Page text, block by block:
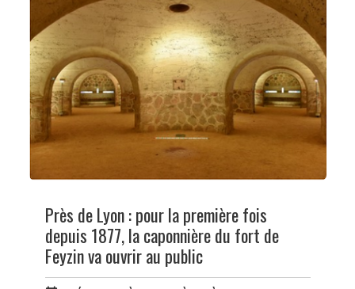
Près de Lyon : pour la première fois
depuis 1877, la caponnière du fort de
Feyzin va ouvrir au public